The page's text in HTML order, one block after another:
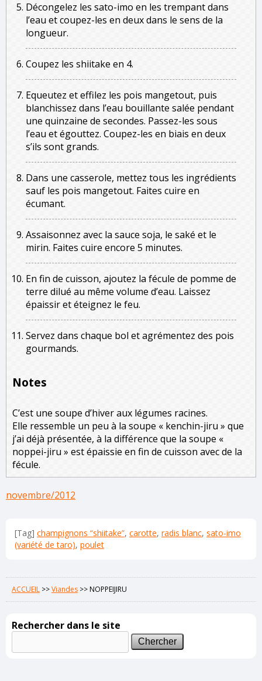
Décongelez les sato-imo en les trempant dans
l’eau et coupez-les en deux dans le sens de la
longueur.
Coupez les shiitake en 4.
Equeutez et effilez les pois mangetout, puis
blanchissez dans l’eau bouillante salée pendant
une quinzaine de secondes. Passez-les sous
l’eau et égouttez. Coupez-les en biais en deux
s’ils sont grands.
Dans une casserole, mettez tous les ingrédients
sauf les pois mangetout. Faites cuire en
écumant.
Assaisonnez avec la sauce soja, le saké et le
mirin. Faites cuire encore 5 minutes.
En fin de cuisson, ajoutez la fécule de pomme de
terre dilué au même volume d’eau. Laissez
épaissir et éteignez le feu.
Servez dans chaque bol et agrémentez des pois
gourmands.
Notes
C’est une soupe d’hiver aux légumes racines.
Elle ressemble un peu à la soupe « kenchin-jiru » que
j’ai déjà présentée, à la différence que la soupe «
noppei-jiru » est épaissie en fin de cuisson avec de la
fécule.
novembre/2012
[Tag] champignons “shiitake”, carotte, radis blanc, sato-imo
(variété de taro), poulet
ACCUEIL >>Viandes >>NOPPEIJIRU
Rechercher dans le site